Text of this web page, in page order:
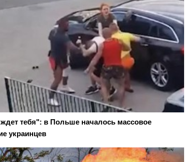
тебя": в Польше началось массовое
украинцев